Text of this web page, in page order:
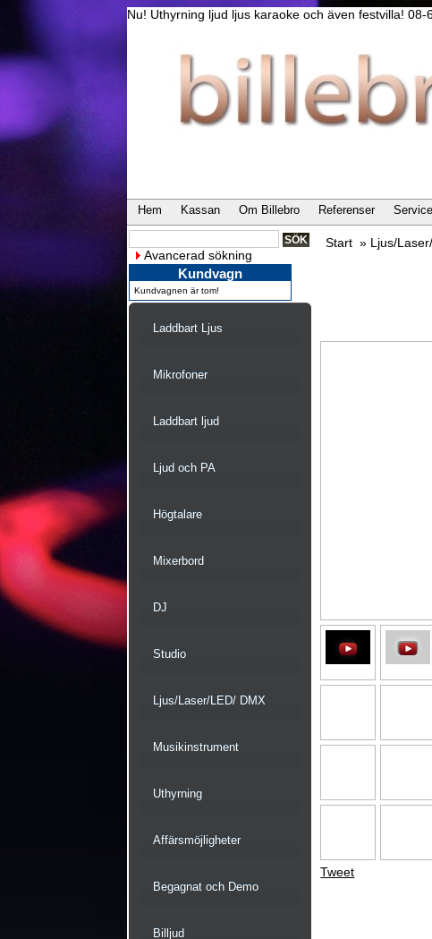
Nu! Uthyrning ljud ljus karaoke och även festvilla!
Hem Kassan Om Billebro Referenser Service
Avancerad sökning
Kundvagn
Kundvagnen är tom!
Laddbart Ljus
Mikrofoner
Laddbart ljud
Ljud och PA
Högtalare
Mixerbord
DJ
Studio
Ljus/Laser/LED/ DMX
Musikinstrument
Uthyrning
Affärsmöjligheter
Begagnat och Demo
Billjud
Start » Ljus/
Tweet